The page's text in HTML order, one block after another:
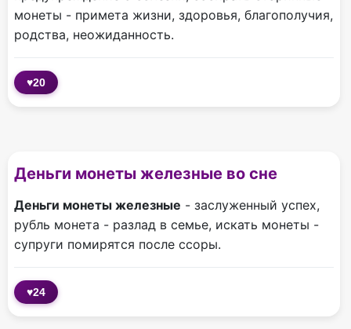
монеты - примета жизни, здоровья, благополучия,
родства, неожиданность.
♥20
Деньги монеты железные во сне
Деньги монеты железные - заслуженный успех,
рубль монета - разлад в семье, искать монеты -
супруги помирятся после ссоры.
♥24